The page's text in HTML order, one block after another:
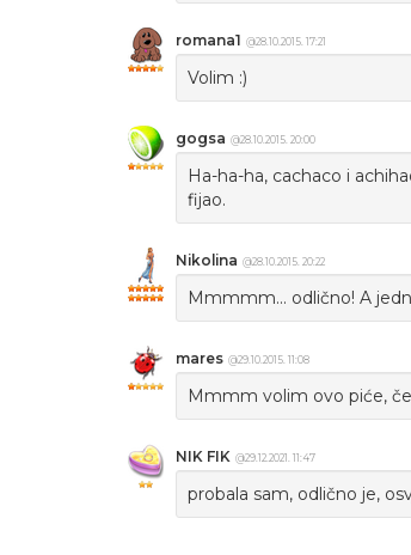
romana1 @28.10.2015. 17:21
Volim :)
gogsa @28.10.2015. 20:00
Ha-ha-ha, cachaco i
fijao.
Nikolina @28.10.2015. 20:22
Mmmmm... odlično! A
mares @29.10.2015. 11:08
Mmmm volim ovo piće,
NIK FIK @29.12.2021. 11:47
probala sam, odlično je,